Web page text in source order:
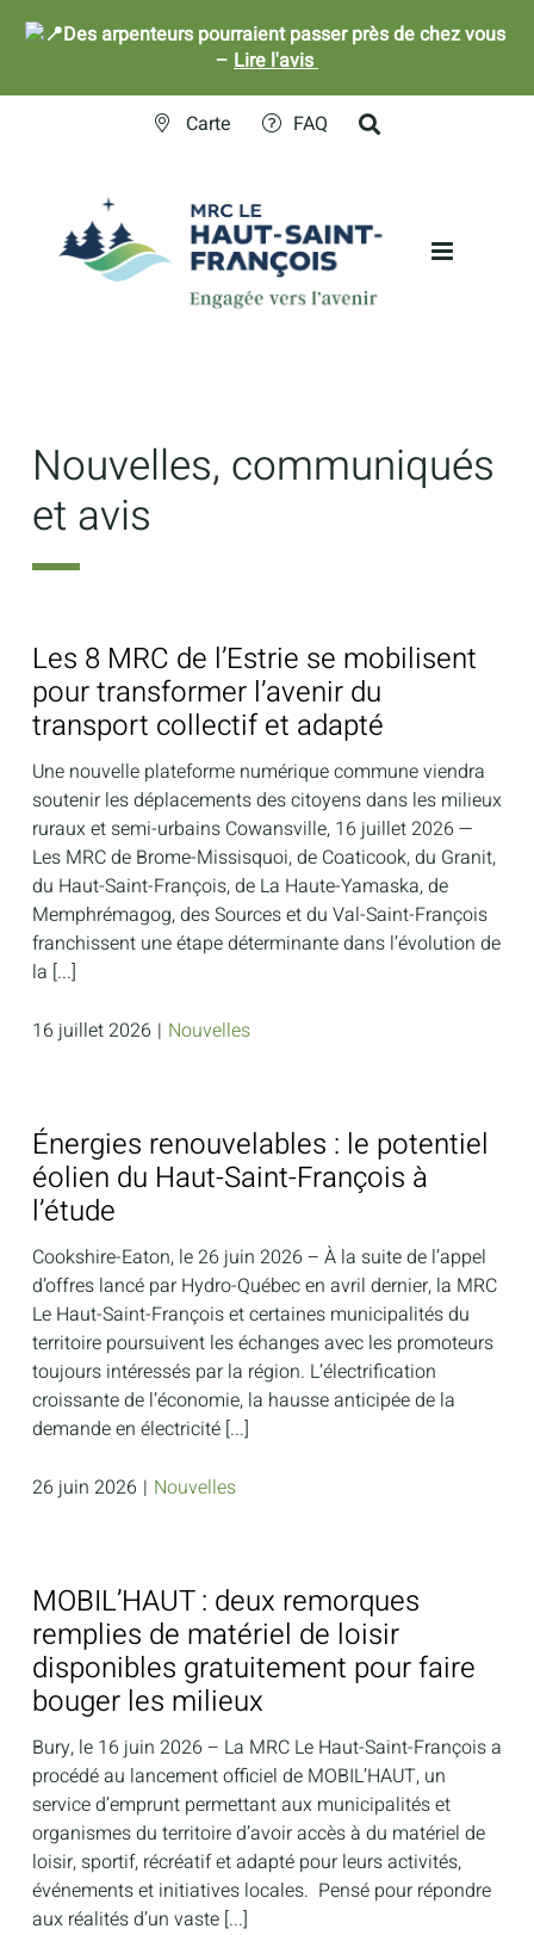
Des arpenteurs pourraient passer près de chez vous
– Lire l'avis
Carte FAQ
Nouvelles, communiqués
et avis
Les 8 MRC de l’Estrie se mobilisent
pour transformer l’avenir du
transport collectif et adapté
Une nouvelle plateforme numérique commune viendra
soutenir les déplacements des citoyens dans les milieux
ruraux et semi-urbains Cowansville, 16 juillet 2026 —
Les MRC de Brome-Missisquoi, de Coaticook, du Granit,
du Haut-Saint-François, de La Haute-Yamaska, de
Memphrémagog, des Sources et du Val-Saint-François
franchissent une étape déterminante dans l’évolution de
la [...]
16 juillet 2026 | Nouvelles
Énergies renouvelables : le potentiel
éolien du Haut-Saint-François à
l’étude
Cookshire-Eaton, le 26 juin 2026 – À la suite de l’appel
d’offres lancé par Hydro-Québec en avril dernier, la MRC
Le Haut-Saint-François et certaines municipalités du
territoire poursuivent les échanges avec les promoteurs
toujours intéressés par la région. L’électrification
croissante de l’économie, la hausse anticipée de la
demande en électricité [...]
26 juin 2026 | Nouvelles
MOBIL’HAUT : deux remorques
remplies de matériel de loisir
disponibles gratuitement pour faire
bouger les milieux
Bury, le 16 juin 2026 – La MRC Le Haut-Saint-François a
procédé au lancement officiel de MOBIL’HAUT, un
service d’emprunt permettant aux municipalités et
organismes du territoire d’avoir accès à du matériel de
loisir, sportif, récréatif et adapté pour leurs activités,
événements et initiatives locales. Pensé pour répondre
aux réalités d’un vaste [...]